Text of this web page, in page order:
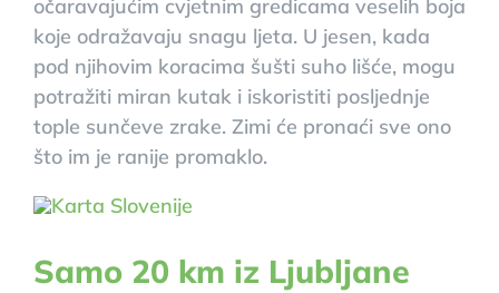
očaravajućim cvjetnim gredicama veselih boja
koje odražavaju snagu ljeta. U jesen, kada
pod njihovim koracima šušti suho lišće, mogu
potražiti miran kutak i iskoristiti posljednje
tople sunčeve zrake. Zimi će pronaći sve ono
što im je ranije promaklo.
Samo 20 km iz Ljubljane